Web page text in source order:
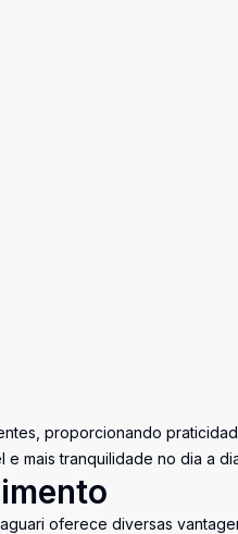
proporcionando
mais tranquilidade no dia a
oferece diversas